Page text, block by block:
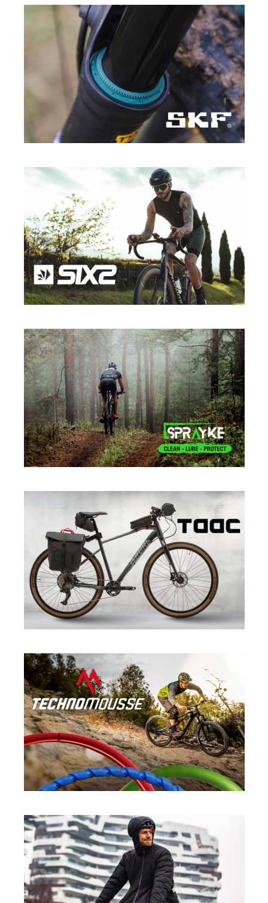
SKF·SPORT
SIXS
SPORT·SPRAYKE
SPORT ·TECHNOMOUSSE